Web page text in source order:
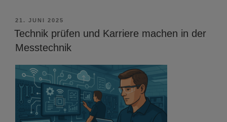
VERÖFFENTLICHT
AM
21. JUNI 2025
Technik prüfen und Karriere machen in der
Messtechnik